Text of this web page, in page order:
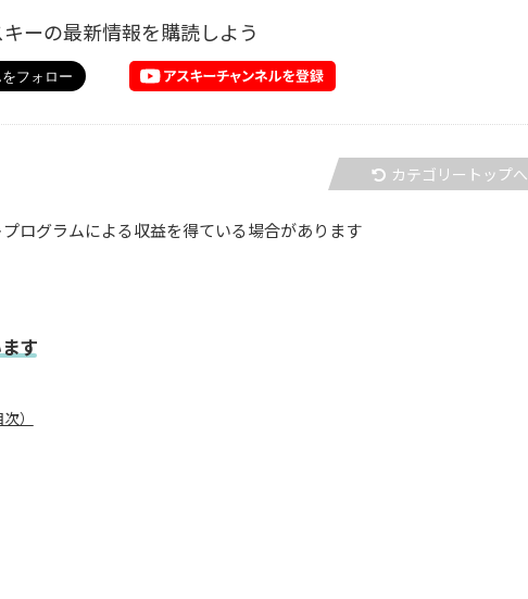
ーの最新情報を購読しよう
カテゴリートップへ
ログラムによる収益を得ている場合があります
す
）